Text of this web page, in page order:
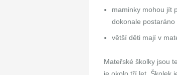
maminky mohou jít
dokonale postaráno
větší děti mají v
Mateřské školky jsou